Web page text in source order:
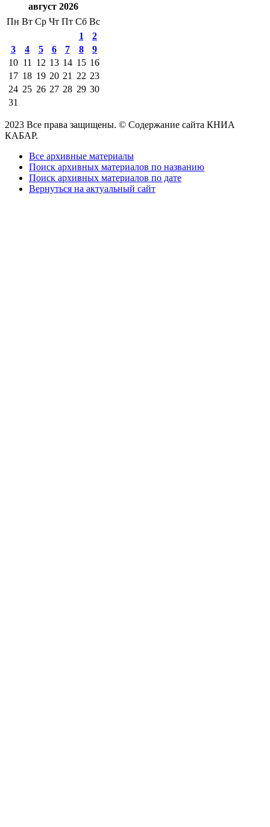
август 2026
Пн Вт Ср Чт Пт Сб Вс
1
2
3
4 5 6 7 8
9
10 11 12 13 14 15 16
17 18 19 20 21 22 23
24 25 26 27 28 29 30
31
2023 Все права защищены. © Содержание сайта КНИА
КАБАР.
Все архивные материалы
Поиск архивных материалов по названию
Поиск архивных материалов по дате
Вернуться на актуальный сайт